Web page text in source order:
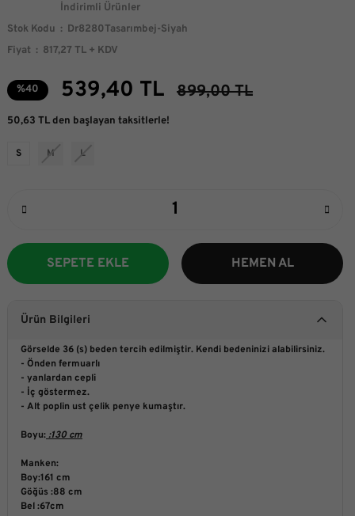
İndirimli Ürünler
Stok Kodu
Dr8280Tasarımbej-Siyah
Fiyat
817,27 TL + KDV
%40 539,40 TL 899,00 TL
50,63 TL den başlayan taksitlerle!
S M L
SEPETE EKLE HEMEN AL
Ürün Bilgileri
Görselde 36 (s) beden tercih edilmiştir. Kendi bedeninizi alabilirsiniz.
- Önden fermuarlı
- yanlardan cepli
- İç göstermez.
- Alt poplin ust çelik penye kumaştır.
Boyu::130 cm
Manken:
Boy:161 cm
Göğüs :88 cm
Bel :67cm